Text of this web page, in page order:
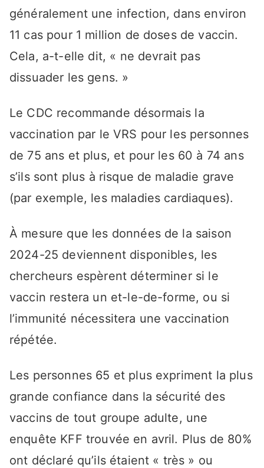
généralement une infection, dans environ
11 cas pour 1 million de doses de vaccin.
Cela, a-t-elle dit, « ne devrait pas
dissuader les gens. »
Le CDC recommande désormais la
vaccination par le VRS pour les personnes
de 75 ans et plus, et pour les 60 à 74 ans
s’ils sont plus à risque de maladie grave
(par exemple, les maladies cardiaques).
À mesure que les données de la saison
2024-25 deviennent disponibles, les
chercheurs espèrent déterminer si le
vaccin restera un et-le-de-forme, ou si
l’immunité nécessitera une vaccination
répétée.
Les personnes 65 et plus expriment la plus
grande confiance dans la sécurité des
vaccins de tout groupe adulte, une
enquête KFF trouvée en avril. Plus de 80%
ont déclaré qu’ils étaient « très » ou